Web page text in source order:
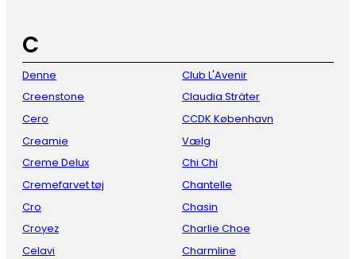
C
Denne
Creenstone
Cero
Creamie
Creme Delux
Cremefarvet tøj
Cro
Croyez
Celavi
Club L'Avenir
Claudia Sträter
CCDK København
Vælg
Chi Chi
Chantelle
Chasin
Charlie Choe
Charmline